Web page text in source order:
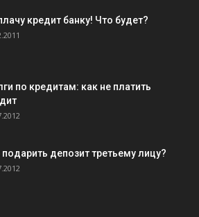
кредит банку! Что будет?
по кредитам: как не платить
подарить депозит третьему лицу?